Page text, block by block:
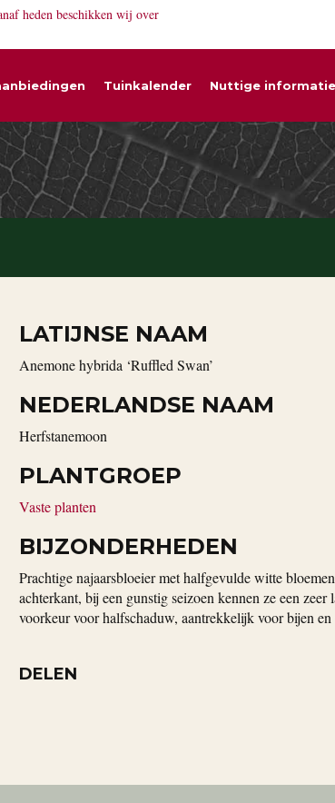
heden beschikken wij over
Tuinkalender Nuttige informatie
LATIJNSE NAAM
Anemone hybrida ‘Ruffled Swan’
NEDERLANDSE NAAM
Herfstanemoon
PLANTGROEP
Vaste planten
BIJZONDERHEDEN
Prachtige najaarsbloeier met halfgevulde witte
achterkant, bij een gunstig seizoen kennen ze een
voorkeur voor halfschaduw, aantrekkelijk voor bijen
DELEN